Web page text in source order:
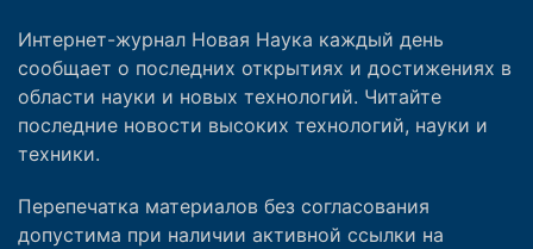
Интернет-журнал Новая Наука каждый день
сообщает о последних открытиях и достижениях в
области науки и новых технологий. Читайте
последние новости высоких технологий, науки и
техники.
Перепечатка материалов без согласования
допустима при наличии активной ссылки на